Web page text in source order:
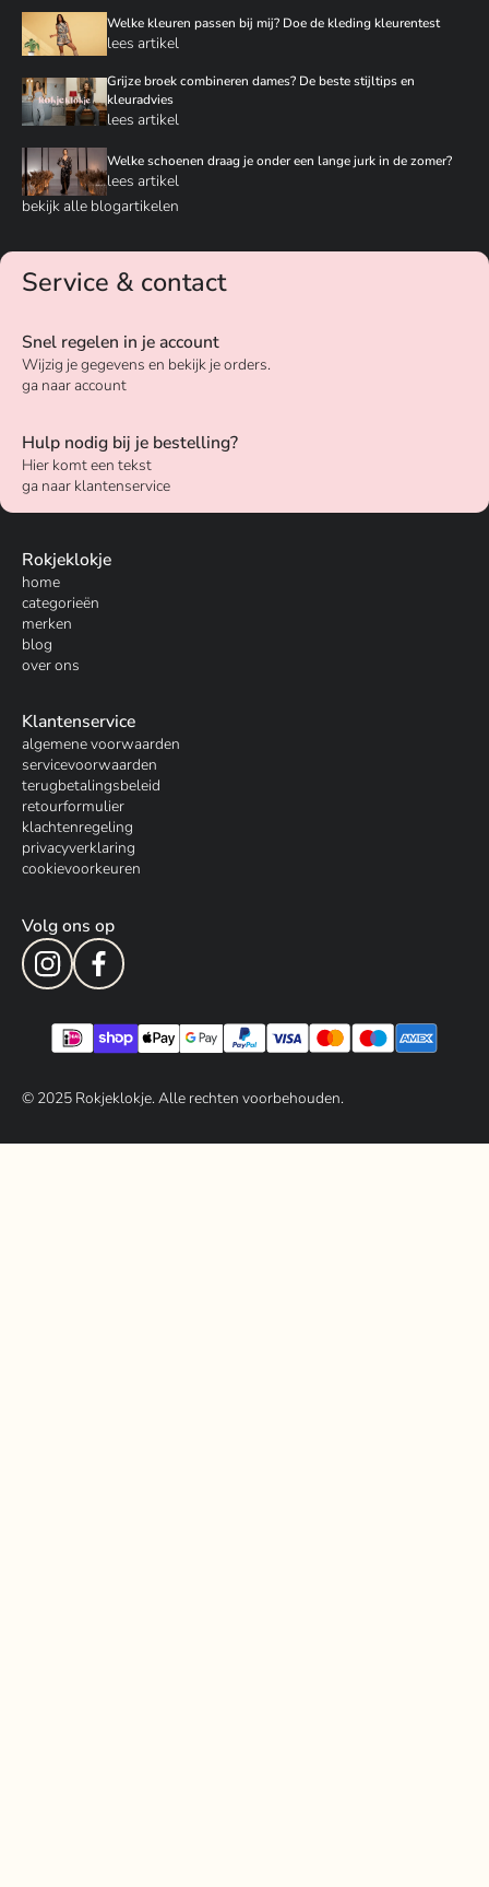
Welke kleuren passen bij mij? Doe de kleding kleurentest
lees artikel
Grijze broek combineren dames? De beste stijltips en
kleuradvies
lees artikel
Welke schoenen draag je onder een lange jurk in de zomer?
lees artikel
bekijk alle blogartikelen
Service & contact
Snel regelen in je account
Wijzig je gegevens en bekijk je orders.
ga naar account
Hulp nodig bij je bestelling?
Hier komt een tekst
ga naar klantenservice
Rokjeklokje
home
categorieën
merken
blog
over ons
Klantenservice
algemene voorwaarden
servicevoorwaarden
terugbetalingsbeleid
retourformulier
klachtenregeling
privacyverklaring
cookievoorkeuren
Volg ons op
© 2025Rokjeklokje. Alle rechten voorbehouden.